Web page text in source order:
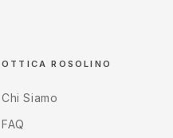
OTTICA ROSOLINO
Chi Siamo
FAQ